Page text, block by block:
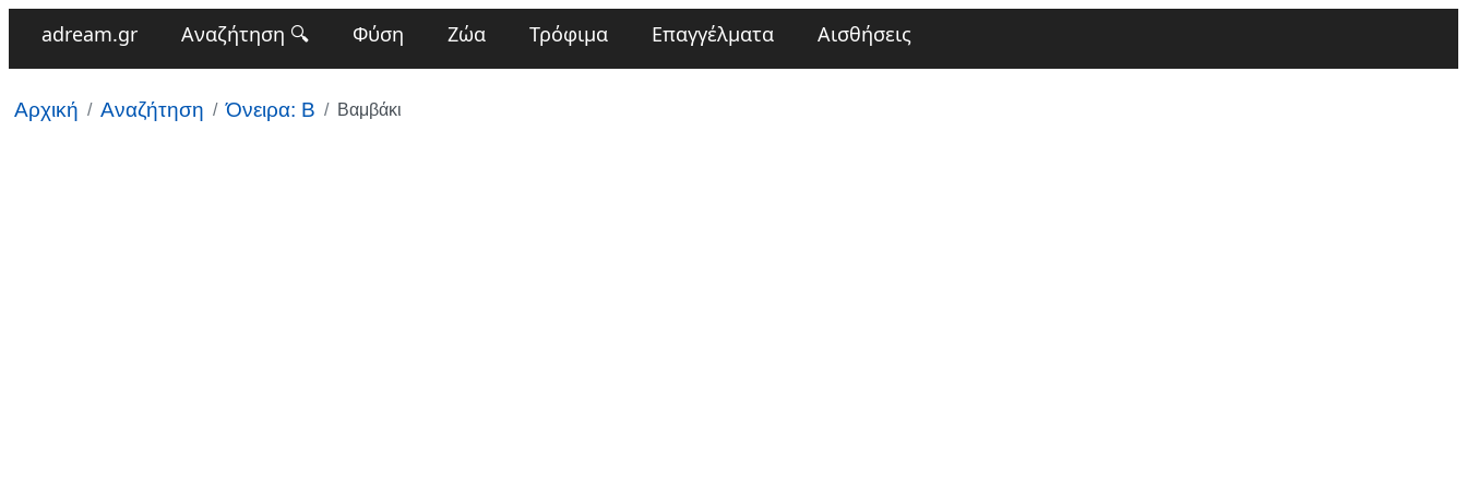
adream.gr Αναζήτηση 🔍 Φύση Ζώα Τρόφιμα Επαγγέλματα Αισθήσεις
Αρχική Αναζήτηση Όνειρα: Β Βαμβάκι